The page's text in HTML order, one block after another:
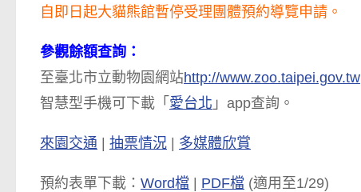
自即日起大貓熊館暫停受理團體預約導覽申請。
參觀餘額查詢：
至臺北市立動物園網站http://www.zoo.taipei.gov.tw
智慧型手機可下載「 愛台北 」app查詢。
來園交通 | 抽票情況 | 多媒體欣賞
預約表單下載： Word檔 | PDF檔 (適用至1/29)